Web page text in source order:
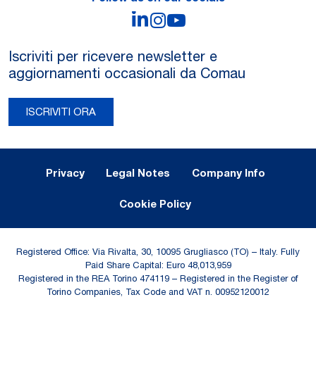
LinkedIn
Instagram
Iscriviti per ricevere newsletter e
aggiornamenti occasionali da Comau
ISCRIVITI ORA
Privacy Legal Notes Company Info
Cookie Policy
Registered Office: Via Rivalta, 30, 10095 Grugliasco (TO) – Italy. Fully
Paid Share Capital: Euro 48,013,959
Registered in the REA Torino 474119 – Registered in the Register of
Torino Companies, Tax Code and VAT n. 00952120012